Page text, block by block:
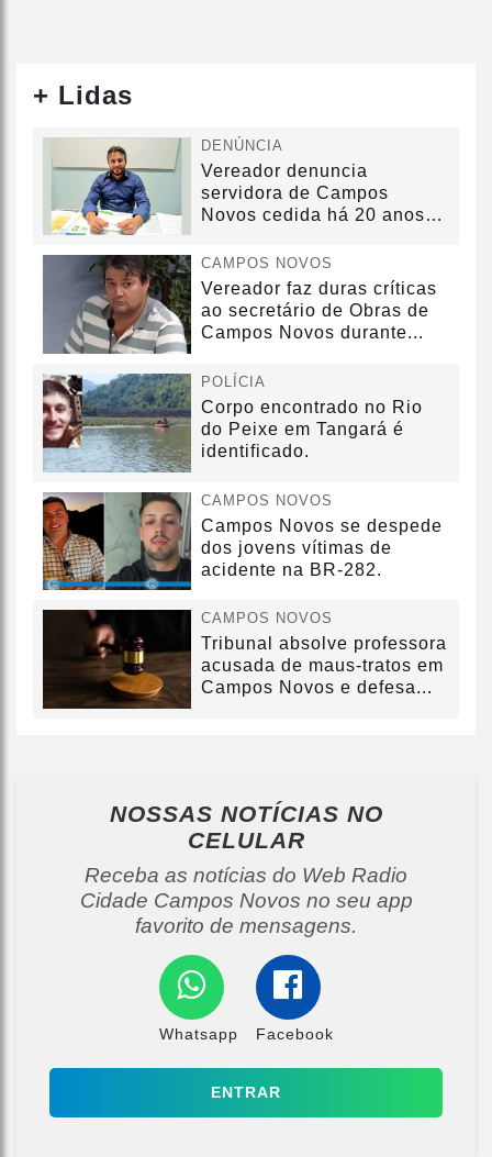
+ Lidas
DENÚNCIA
Vereador denuncia
servidora de Campos
Novos cedida há 20 anos
CAMPOS NOVOS
Vereador faz duras críticas
ao secretário de Obras de
Campos Novos durante...
POLÍCIA
Corpo encontrado no Rio
do Peixe em Tangará é
identificado.
CAMPOS NOVOS
Campos Novos se despede
dos jovens vítimas de
acidente na BR-282.
CAMPOS NOVOS
Tribunal absolve professora
acusada de maus-tratos em
Campos Novos e defesa...
NOSSAS NOTÍCIAS NO
CELULAR
Receba as notícias do Web Radio
Cidade Campos Novos no seu app
favorito de mensagens.
Whatsapp Facebook
ENTRAR